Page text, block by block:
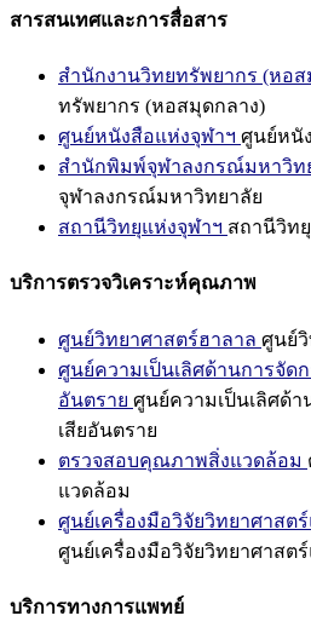
สารสนเทศและการสื่อสาร
สำนักงานวิทยทรัพยากร (หอส
ทรัพยากร (หอสมุดกลาง)
ศูนย์หนังสือแห่งจุฬาฯ ศูนย์หนั
สำนักพิมพ์จุฬาลงกรณ์มหาวิท
จุฬาลงกรณ์มหาวิทยาลัย
สถานีวิทยุแห่งจุฬาฯ สถานีวิท
บริการตรวจวิเคราะห์คุณภาพ
ศูนย์วิทยาศาสตร์ฮาลาล ศูนย์
ศูนย์ความเป็นเลิศด้านการจัด
อันตราย ศูนย์ความเป็นเลิศด้
เสียอันตราย
ตรวจสอบคุณภาพสิ่งแวดล้อม
แวดล้อม
ศูนย์เครื่องมือวิจัยวิทยาศาสต
ศูนย์เครื่องมือวิจัยวิทยาศาสต
บริการทางการแพทย์